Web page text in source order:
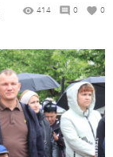
414 0 0